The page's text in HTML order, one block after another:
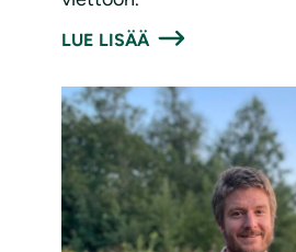
LUE LISÄÄ